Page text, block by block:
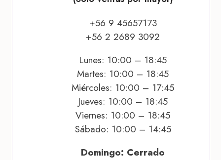
+56 9 45657173
+56 2 2689 3092
Lunes: 10:00 – 18:45
Martes: 10:00 – 18:45
Miércoles: 10:00 – 17:45
Jueves: 10:00 – 18:45
Viernes: 10:00 – 18:45
Sábado: 10:00 – 14:45
Domingo: Cerrado